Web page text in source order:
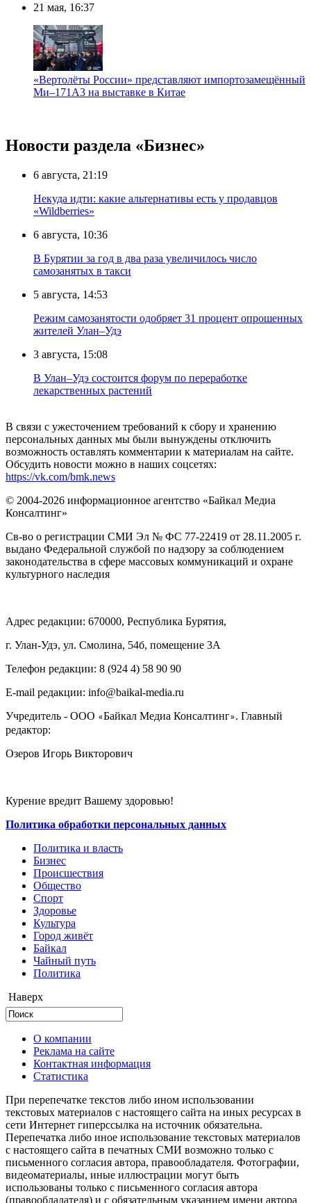
21 мая, 16:37
«Вертолёты России» представляют импортозамещённый
Ми–171А3 на выставке в Китае
Новости раздела «Бизнес»
6 августа, 21:19
Некуда идти: какие альтернативы есть у продавцов
«Wildberries»
6 августа, 10:36
В Бурятии за год в два раза увеличилось число
самозанятых в такси
5 августа, 14:53
Режим самозанятости одобряет 31 процент опрошенных
жителей Улан–Удэ
3 августа, 15:08
В Улан–Удэ состоится форум по переработке
лекарственных растений
В связи с ужесточением требований к сбору и хранению
персональных данных мы были вынуждены отключить
возможность оставлять комментарии к материалам на сайте.
Обсудить новости можно в наших соцсетях:
https://vk.com/bmk.news
© 2004-2026 информационное агентство «Байкал Медиа
Консалтинг»
Св-во о регистрации СМИ Эл № ФС 77-22419 от 28.11.2005 г.
выдано Федеральной службой по надзору за соблюдением
законодательства в сфере массовых коммуникаций и охране
культурного наследия
Адрес редакции: 670000, Республика Бурятия,
г. Улан-Удэ, ул. Смолина, 54б, помещение 3А
Телефон редакции: ‎‎8 (924 4) 58 90 90
E-mail редакции: info@baikal-media.ru
Учредитель - ООО «Байкал Медиа Консалтинг». Главный
редактор:
Озеров Игорь Викторович
Курение вредит Вашему здоровью!
Политика обработки персональных данных
Политика и власть
Бизнес
Происшествия
Общество
Cпорт
Здоровье
Культура
Город живёт
Байкал
Чайный путь
Политика
Наверх
О компании
Реклама на сайте
Контактная информация
Статистика
При перепечатке текстов либо ином использовании
текстовых материалов с настоящего сайта на иных ресурсах в
сети Интернет гиперссылка на источник обязательна.
Перепечатка либо иное использование текстовых материалов
с настоящего сайта в печатных СМИ возможно только с
письменного согласия автора, правообладателя. Фотографии,
видеоматериалы, иные иллюстрации могут быть
использованы только с письменного согласия автора
(правообладателя) и с обязательным указанием имени автора